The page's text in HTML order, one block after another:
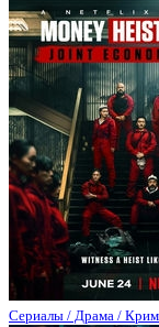
Сериалы / Драма /